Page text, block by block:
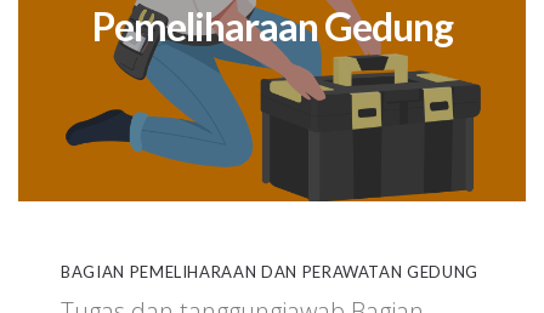
Pemeliharaan Gedung
BAGIAN PEMELIHARAAN DAN PERAWATAN GEDUNG